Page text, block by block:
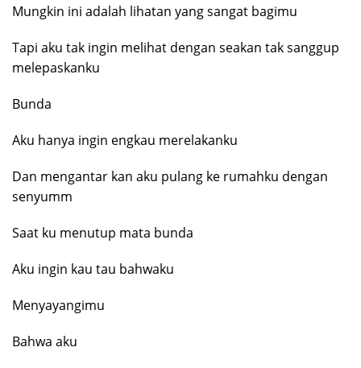
Mungkin ini adalah lihatan yang sangat bagimu
Tapi aku tak ingin melihat dengan seakan tak sanggup
melepaskanku
Bunda
Aku hanya ingin engkau merelakanku
Dan mengantar kan aku pulang ke rumahku dengan
senyumm
Saat ku menutup mata bunda
Aku ingin kau tau bahwaku
Menyayangimu
Bahwa aku